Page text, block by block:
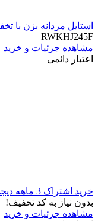
استایل مردانه بزن با تخفیف 200 هزار تومانی
RWKHJ245F
مشاهده جزئیات و خرید
اعتبار دائمی
خرید اشتراک 3 ماهه دیجی پلاس با 42% تخفیف
بدون نیاز به کد تخفیف!
مشاهده جزئیات و خرید